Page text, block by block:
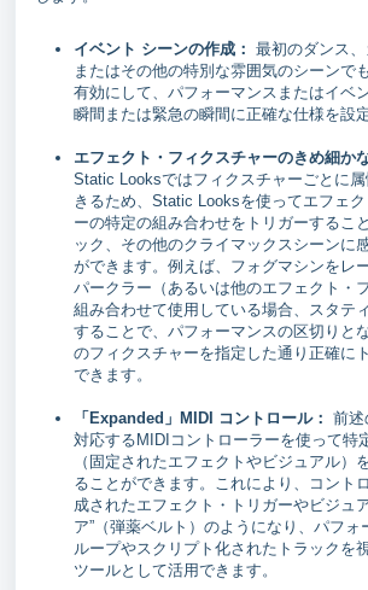
イベント シーンの作成： 最初のダンス、
またはその他の特別な雰囲気のシーンで
有効にして、パフォーマンスまたはイベ
瞬間または緊急の瞬間に正確な仕様を設
エフェクト・フィクスチャーのきめ細か
Static Looksではフィクスチャーごとに
きるため、Static Looksを使ってエフェ
ーの特定の組み合わせをトリガーするこ
ック、その他のクライマックスシーンに
ができます。例えば、フォグマシンをレ
パークラー（あるいは他のエフェクト・
組み合わせて使用している場合、スタテ
することで、パフォーマンスの区切りと
のフィクスチャーを指定した通り正確に
できます。
「Expanded」MIDI コントロール： 前述
対応するMIDIコントローラーを使って特
（固定されたエフェクトやビジュアル）
ることができます。これにより、コント
成されたエフェクト・トリガーやビジュ
ア”（弾薬ベルト）のようになり、パフォ
ループやスクリプト化されたトラックを
ツールとして活用できます。